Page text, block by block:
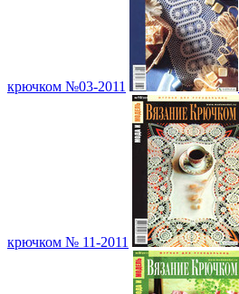
крючком №03-2011
крючком № 11-2011